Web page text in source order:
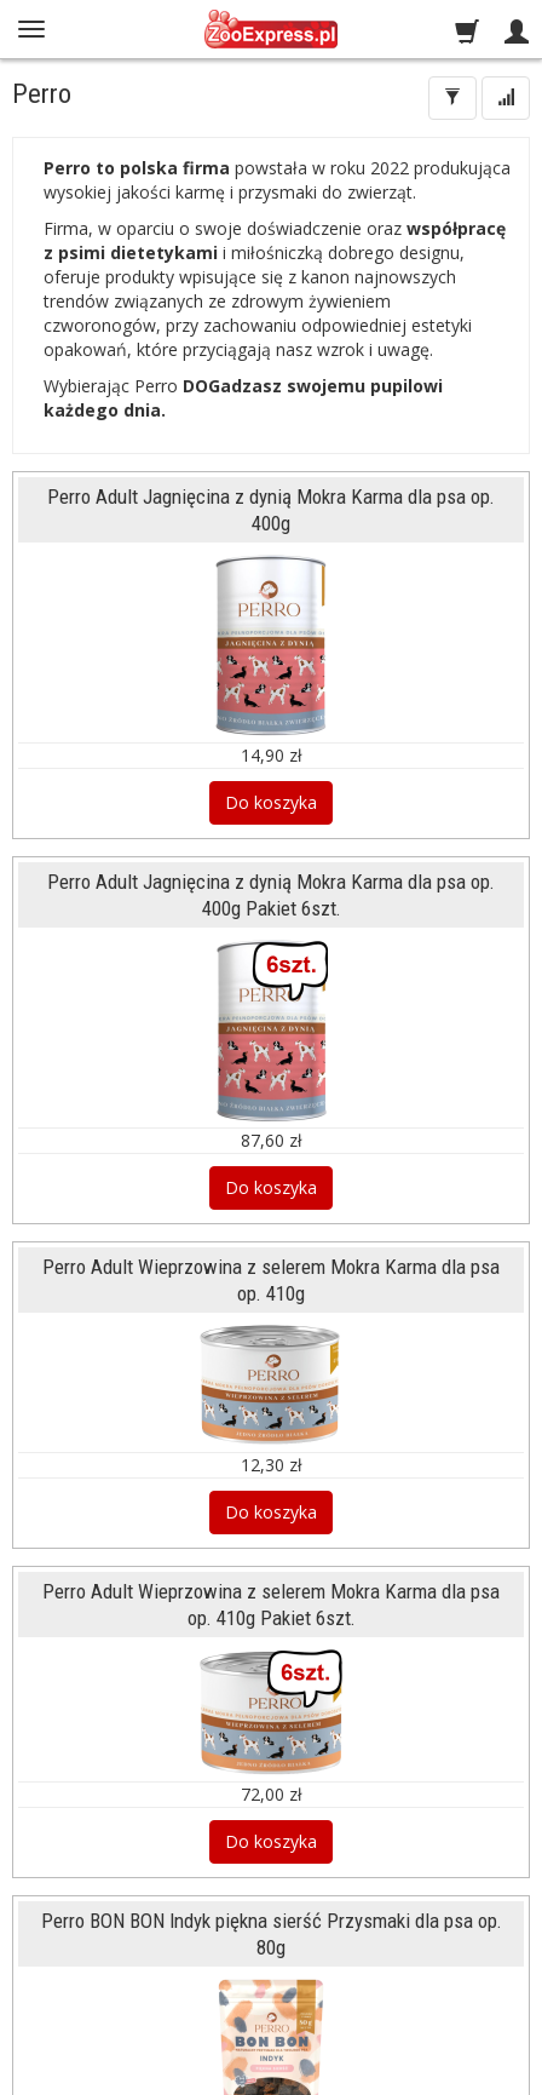
Perro
Perro to polska firma powstała w roku 2022 produkująca
wysokiej jakości karmę i przysmaki do zwierząt.
Firma, w oparciu o swoje doświadczenie oraz współpracę
z psimi dietetykami i miłośniczką dobrego designu,
oferuje produkty wpisujące się z kanon najnowszych
trendów związanych ze zdrowym żywieniem
czworonogów, przy zachowaniu odpowiedniej estetyki
opakowań, które przyciągają nasz wzrok i uwagę.
Wybierając Perro DOGadzasz swojemu pupilowi
każdego dnia.
Perro Adult Jagnięcina z dynią Mokra Karma dla psa op.
400g
14,90 zł
Do koszyka
Perro Adult Jagnięcina z dynią Mokra Karma dla psa op.
400g Pakiet 6szt.
87,60 zł
Do koszyka
Perro Adult Wieprzowina z selerem Mokra Karma dla psa
op. 410g
12,30 zł
Do koszyka
Perro Adult Wieprzowina z selerem Mokra Karma dla psa
op. 410g Pakiet 6szt.
72,00 zł
Do koszyka
Perro BON BON Indyk piękna sierść Przysmaki dla psa op.
80g